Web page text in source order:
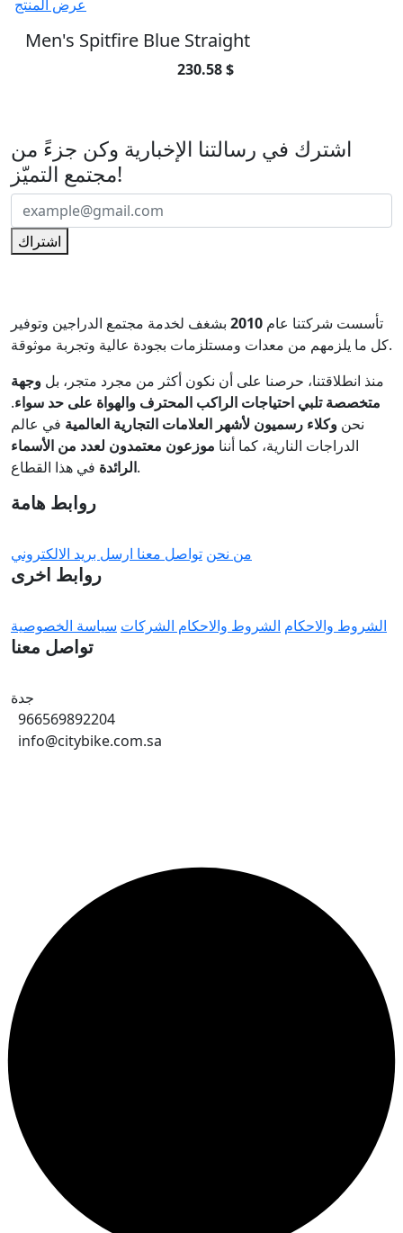
عرض المنتج
Men's Spitfire Blue Straight
230.58 $
اشترك في رسالتنا الإخبارية وكن جزءً من
مجتمع التميّز!
اشتراك
تأسست شركتنا عام 2010 بشغف لخدمة مجتمع الدراجين وتوفير
كل ما يلزمهم من معدات ومستلزمات بجودة عالية وتجربة موثوقة.
منذ انطلاقتنا، حرصنا على أن نكون أكثر من مجرد متجر، بل وجهة
متخصصة تلبي احتياجات الراكب المحترف والهواة على حد سواء.
نحن وكلاء رسميون لأشهر العلامات التجارية العالمية في عالم
الدراجات النارية، كما أننا موزعون معتمدون لعدد من الأسماء
الرائدةفي هذا القطاع.
روابط هامة
من نحن تواصل معنا ارسل بريد الالكتروني
روابط اخرى
الشروط والاحكام الشروط والاحكام الشركات سياسة الخصوصية
تواصل معنا
جدة
966569892204
info@citybike.com.sa